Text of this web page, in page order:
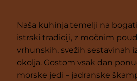
Naša kuhinja temelji na
istrski tradiciji, z močnim
vrhunskih, svežih sestavinah
okolja. Gostom vsak dan
morske jedi – jadranske